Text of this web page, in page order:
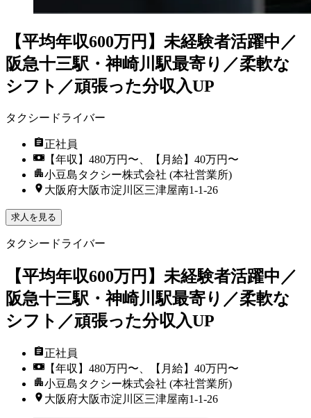
【平均年収600万円】未経験者活躍中／
阪急十三駅・神崎川駅最寄り／柔軟な
シフト／頑張った分収入UP
タクシードライバー
正社員
【年収】480万円〜、【月給】40万円〜
小豆島タクシー株式会社 (本社営業所)
大阪府大阪市淀川区三津屋南1-1-26
求人を見る
タクシードライバー
【平均年収600万円】未経験者活躍中／
阪急十三駅・神崎川駅最寄り／柔軟な
シフト／頑張った分収入UP
正社員
【年収】480万円〜、【月給】40万円〜
小豆島タクシー株式会社 (本社営業所)
大阪府大阪市淀川区三津屋南1-1-26